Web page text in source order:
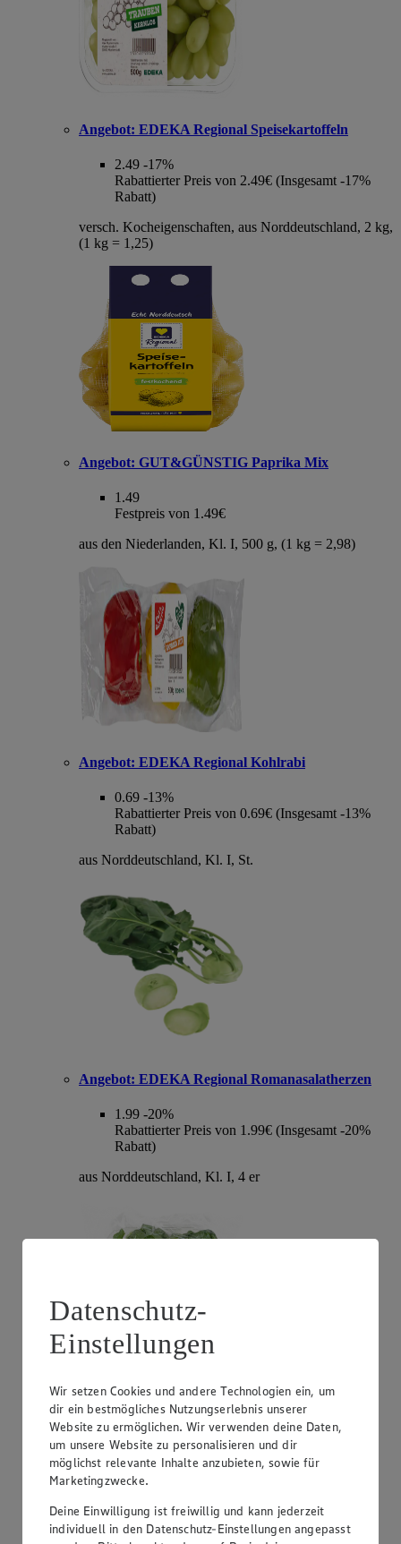
Angebot: EDEKA Regional Speisekartoffeln
2.49 -17%
Rabattierter Preis von 2.49€ (Insgesamt -17%
Rabatt)
versch. Kocheigenschaften, aus Norddeutschland, 2 kg,
(1 kg = 1,25)
Angebot: GUT&GÜNSTIG Paprika Mix
1.49
Festpreis von 1.49€
aus den Niederlanden, Kl. I, 500 g, (1 kg = 2,98)
Angebot: EDEKA Regional Kohlrabi
0.69 -13%
Rabattierter Preis von 0.69€ (Insgesamt -13%
Rabatt)
aus Norddeutschland, Kl. I, St.
Angebot: EDEKA Regional Romanasalatherzen
1.99 -20%
Rabattierter Preis von 1.99€ (Insgesamt -20%
Rabatt)
aus Norddeutschland, Kl. I, 4 er
Angebot:Looye Cherry Rispentomaten
3.99 -15%
Rabattierter Preis von 3.99€ (Insgesamt -15%
Rabatt)
aus den Niederlanden, Kl. I, 180 g, (1 kg = 22,17)
Datenschutz-
Einstellungen
Wir setzen Cookies und andere Technologien ein, um
dir ein bestmögliches Nutzungserlebnis unserer
Website zu ermöglichen. Wir verwenden deine Daten,
um unsere Website zu personalisieren und dir
möglichst relevante Inhalte anzubieten, sowie für
Marketingzwecke.
Deine Einwilligung ist freiwillig und kann jederzeit
individuell in den Datenschutz-Einstellungen angepasst